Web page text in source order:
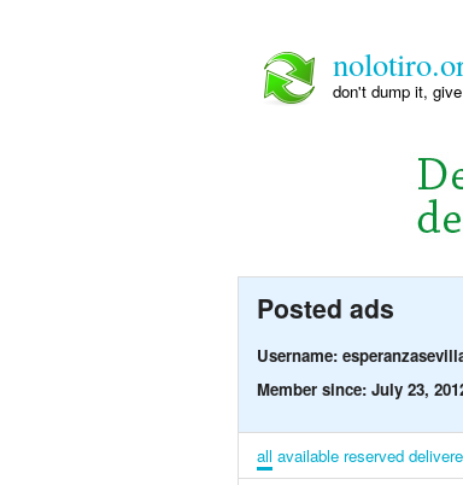
don't dump it,
Posted ads
Username:
Member since: July 23,
all available reserved